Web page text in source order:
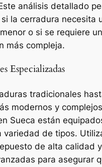
análisis detallado
la cerradura necesita
o si se requiere
más compleja.
Especializadas
tradicionales
modernos y
Sueca están
variedad de tipos.
de alta calidad y
para asegurar